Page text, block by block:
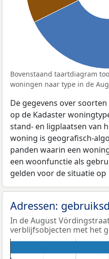
Bovenstaand taartdiagram
woningen naar type in de
De gegevens over
op de Kadaster
stand- en ligplaatsen van
woning is geografisch-
panden waarin een
een woonfunctie als
gelden voor de situatie op
Adressen:
In de August
verblijfsobjecten met het